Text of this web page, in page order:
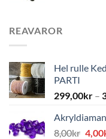
REAVAROR
Hel rulle
PARTI
299,00kr –
8,00kr Det
4,00